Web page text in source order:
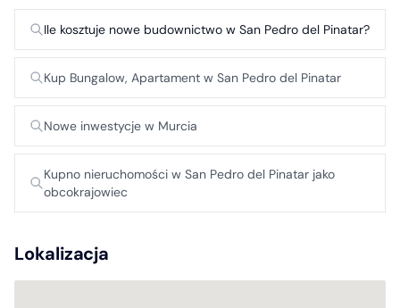
Ile kosztuje nowe budownictwo w San Pedro del Pinatar?
Kup Bungalow, Apartament w San Pedro del Pinatar
Nowe inwestycje w Murcia
Kupno nieruchomości w San Pedro del Pinatar jako
obcokrajowiec
Lokalizacja